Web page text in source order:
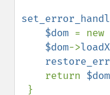
$dom = new
$dom->
    return
$dom